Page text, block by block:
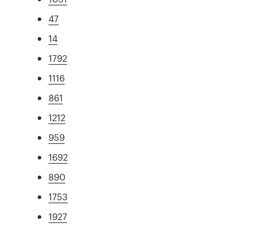
47
14
1792
1116
861
1212
959
1692
890
1753
1927